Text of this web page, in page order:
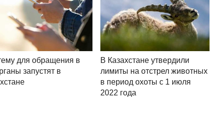
для обращения в
запустят в
В Казахстане утвердили
лимиты на отстрел животных
в период охоты с 1 июля
2022 года